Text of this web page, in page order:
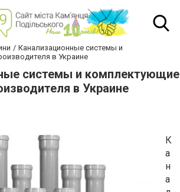
Канализационные системы и
в Украине
системы и комплектующие
в Украине
К
а
н
а